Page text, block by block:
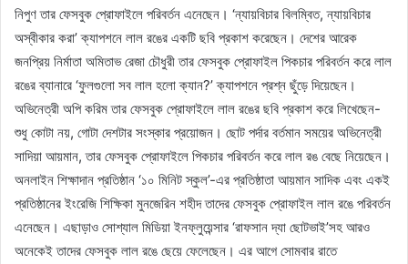
নিপুণ তার ফেসবুক প্রোফাইলে পরিবর্তন এনেছেন। ‘ন্যায়বিচার বিলম্বিত, ন্যায়বিচার
অস্বীকার করা’ ক্যাপশনে লাল রঙের একটি ছবি প্রকাশ করেছেন। দেশের আরেক
জনপ্রিয় নির্মাতা অমিতাভ রেজা চৌধুরী তার ফেসবুক প্রোফাইল পিকচার পরিবর্তন করে লাল
রঙের ব্যানারে ‘ফুলগুলো সব লাল হলো ক্যান?’ ক্যাপশনে প্রশ্ন ছুঁড়ে দিয়েছেন।
অভিনেত্রী অপি করিম তার ফেসবুক প্রোফাইলে লাল রঙের ছবি প্রকাশ করে লিখেছেন-
শুধু কোটা নয়, গোটা দেশটার সংস্কার প্রয়োজন। ছোট পর্দার বর্তমান সময়ের অভিনেত্রী
সাদিয়া আয়মান, তার ফেসবুক প্রোফাইলে পিকচার পরিবর্তন করে লাল রঙ বেছে নিয়েছেন।
অনলাইন শিক্ষাদান প্রতিষ্ঠান ‘১০ মিনিট স্কুল’-এর প্রতিষ্ঠাতা আয়মান সাদিক এবং একই
প্রতিষ্ঠানের ইংরেজি শিক্ষিকা মুনজেরিন শহীদ তাদের ফেসবুক প্রোফাইল লাল রঙে পরিবর্তন
এনেছেন। এছাড়াও সোশ্যাল মিডিয়া ইনফ্লুয়েন্সার ‘রাফসান দ্যা ছোটভাই’সহ আরও
অনেকেই তাদের ফেসবুক লাল রঙে ছেয়ে ফেলেছেন। এর আগে সোমবার রাতে